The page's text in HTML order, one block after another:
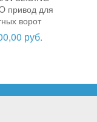
привод для
ворот
руб.